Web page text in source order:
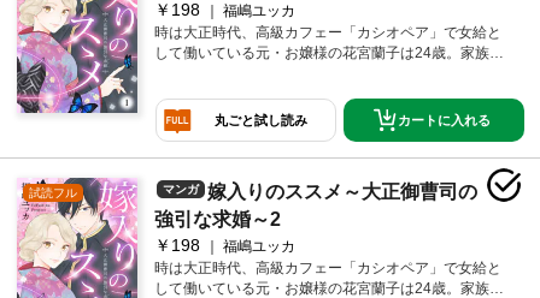
裁を保ちたい両親の勢いに押され、しぶしぶ蝶名橋家
へ向かうことに。そして当日、そこで待っていたの
は、カフェーでプレゼントをくれたあの無愛想な青
￥198
福嶋ユッカ
時は大正時代、高級カフェー「カシオペア」で女給と
して働いている元・お嬢様の花宮蘭子は24歳。家族か
中に、見知らぬイケメン大学青年から突然プレゼント
をもらう。色めきだつ仕事仲間たちだったが、わけの
わからない蘭子は極めて冷静。だが、家ではとんでも
ない問題が起きていた。なんと、子爵の蝶名橋家から
蘭子に縁談の話が来ているという。実は祖父同士が孫
を結婚させる約束をしていたのだ。とはいえ、仕事も
楽しいし、結婚にもまだ興味のない蘭子は断るが、体
裁を保ちたい両親の勢いに押され、しぶしぶ蝶名橋家
へ向かうことに。そして当日、そこで待っていたの
丸ごと試し読み カートに入れる
試読フル マンガ
嫁入りのススメ～大正御曹司の
強引な求婚～2
￥198
福嶋ユッカ
時は大正時代、高級カフェー「カシオペア」で女給と
して働いている元・お嬢様の花宮蘭子は24歳。家族か